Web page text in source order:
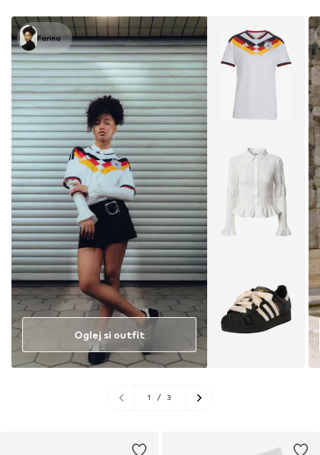
Farina
Oglej si outfit
1 / 3